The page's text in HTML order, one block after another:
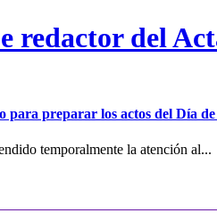
redactor del
para preparar los actos del Día
temporalmente la atención al...